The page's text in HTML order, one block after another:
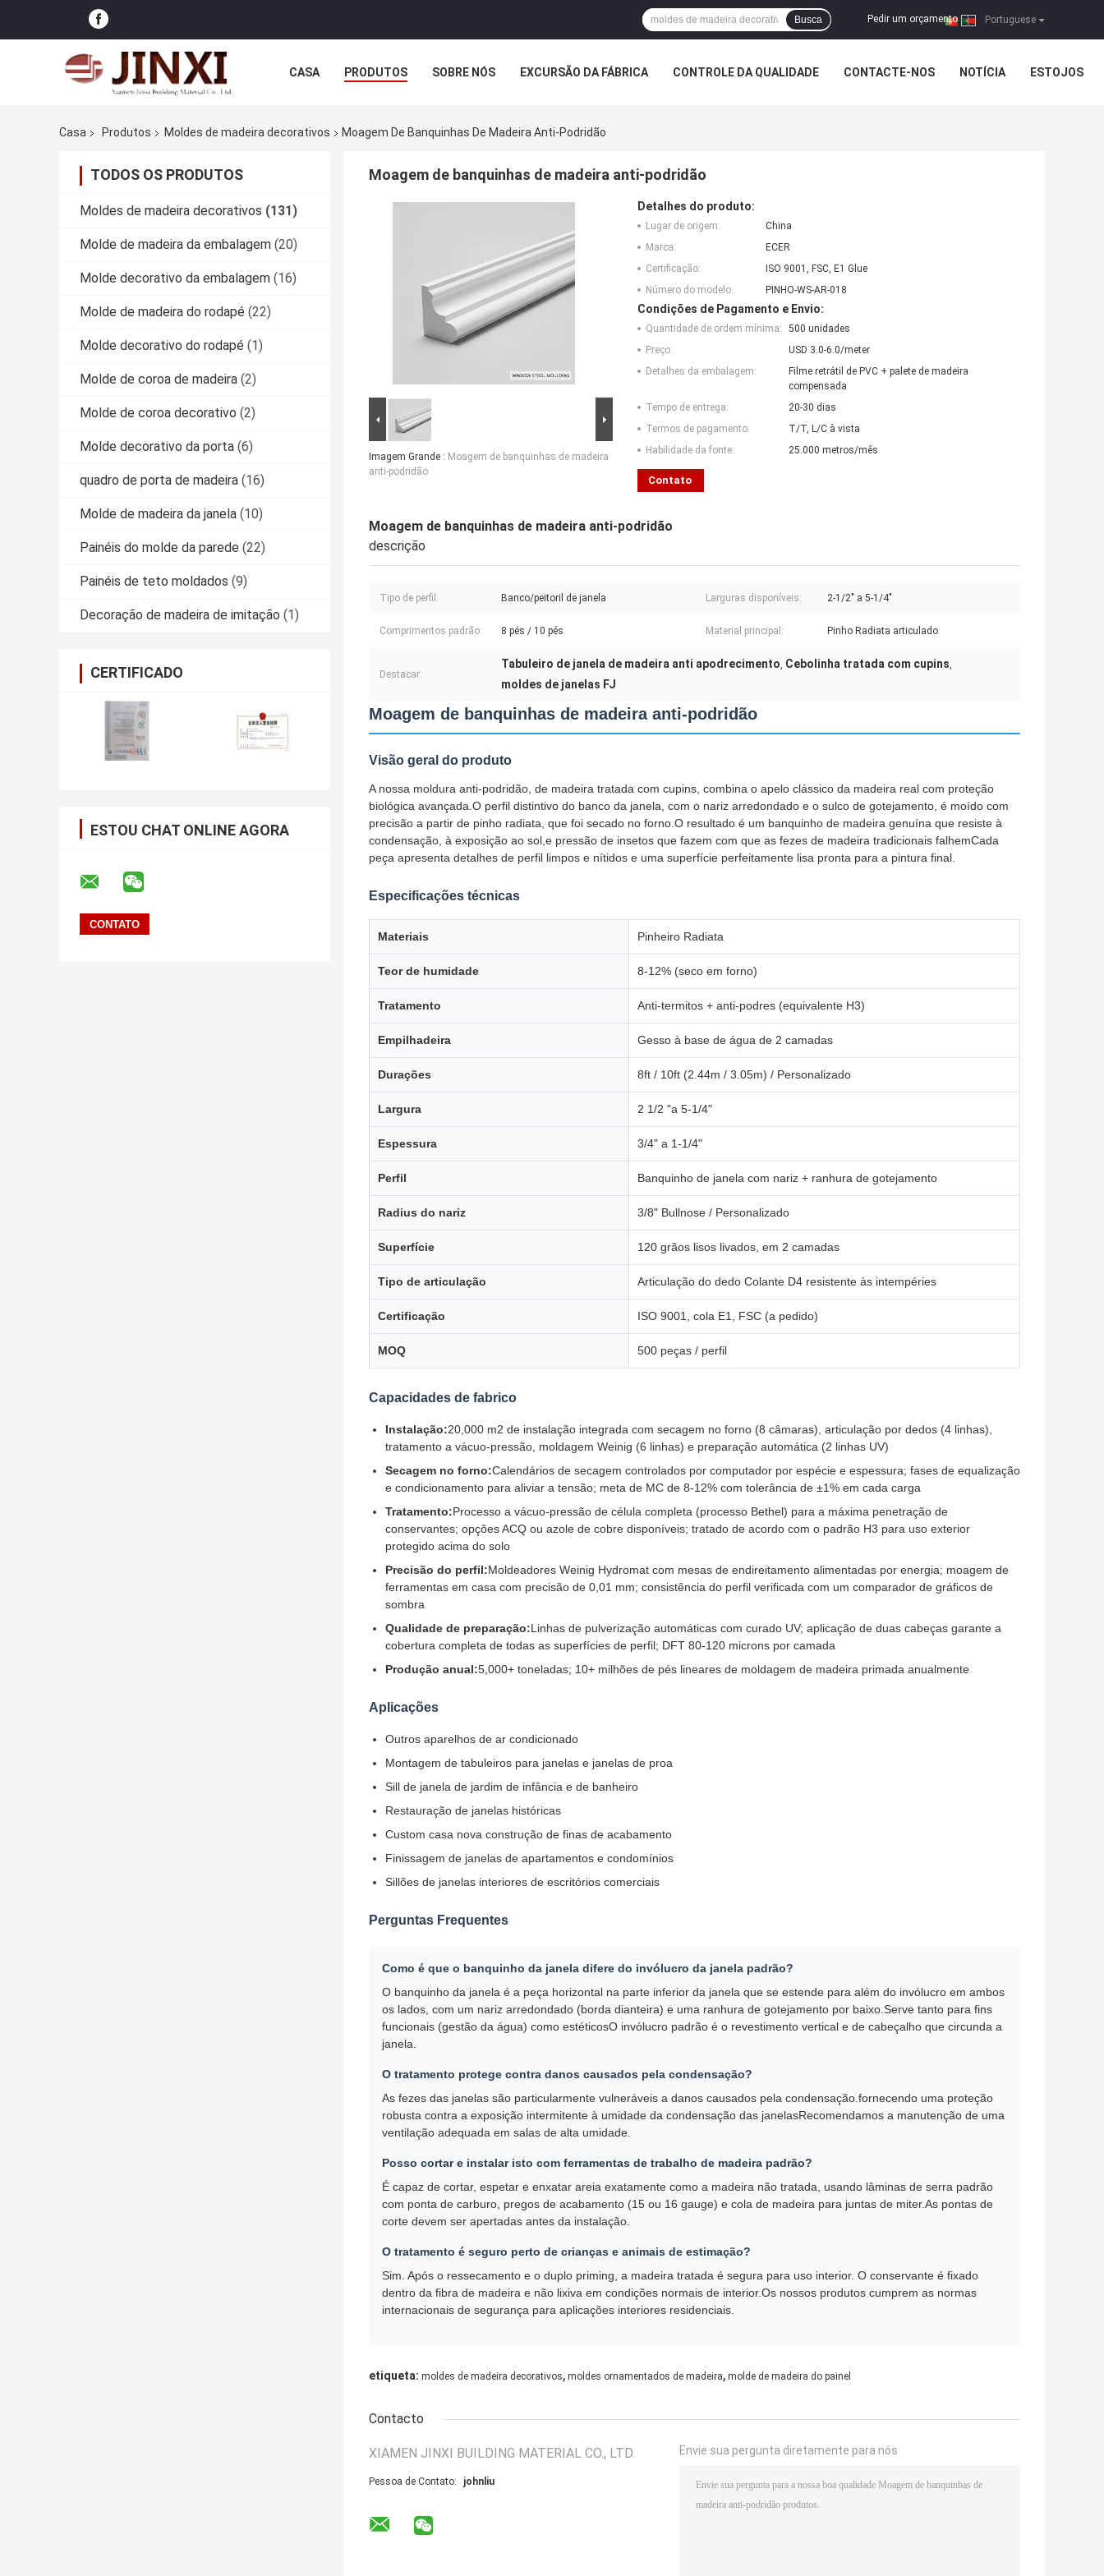
Portuguese
Pedir um orçamento |
Busca
CASA PRODUTOS SOBRE NÓS EXCURSÃO DA FÁBRICA CONTROLE DA QUALIDADE CONTACTE-NOS NOTÍCIA ESTOJOS
Casa Produtos Moldes de madeira decorativos Moagem De Banquinhas De Madeira Anti-Podridão
TODOS OS PRODUTOS
Moldes de madeira decorativos (131)
Molde de madeira da embalagem (20)
Molde decorativo da embalagem (16)
Molde de madeira do rodapé (22)
Molde decorativo do rodapé (1)
Molde de coroa de madeira (2)
Molde de coroa decorativo (2)
Molde decorativo da porta (6)
quadro de porta de madeira (16)
Molde de madeira da janela (10)
Painéis do molde da parede (22)
Painéis de teto moldados (9)
Decoração de madeira de imitação (1)
CERTIFICADO
ESTOU CHAT ONLINE AGORA
Moagem de banquinhas de madeira anti-podridão
Imagem Grande : Moagem de banquinhas de madeira
anti-podridão
Detalhes do produto:
Lugar de origem:
China
Marca:
ECER
Certificação:
ISO 9001, FSC, E1 Glue
Número do modelo:
PINHO-WS-AR-018
Condições de Pagamento e Envio:
Quantidade de ordem mínima:
500 unidades
Preço:
USD 3.0-6.0/meter
Detalhes da embalagem:
Filme retrátil de PVC + palete de madeira
compensada
Tempo de entrega:
20-30 dias
Termos de pagamento:
T/T, L/C à vista
Habilidade da fonte:
25.000 metros/mês
Contato
Moagem de banquinhas de madeira anti-podridão
descrição
Tipo de perfil: Banco/peitoril de janela Larguras disponíveis: 2-1/2" a 5-1/4"
Comprimentos padrão: 8 pés / 10 pés Material principal: Pinho Radiata articulado
Destacar:
Tabuleiro de janela de madeira anti apodrecimento, Cebolinha tratada com cupins,
moldes de janelas FJ
Moagem de banquinhas de madeira anti-podridão
Visão geral do produto
A nossa moldura anti-podridão, de madeira tratada com cupins, combina o apelo clássico da madeira real com proteção
biológica avançada.O perfil distintivo do banco da janela, com o nariz arredondado e o sulco de gotejamento, é moído com
precisão a partir de pinho radiata, que foi secado no forno.O resultado é um banquinho de madeira genuína que resiste à
condensação, à exposição ao sol,e pressão de insetos que fazem com que as fezes de madeira tradicionais falhemCada
peça apresenta detalhes de perfil limpos e nítidos e uma superfície perfeitamente lisa pronta para a pintura final.
Especificações técnicas
Materiais Pinheiro Radiata
Teor de humidade 8-12% (seco em forno)
Tratamento Anti-termitos + anti-podres (equivalente H3)
Empilhadeira Gesso à base de água de 2 camadas
Durações 8ft / 10ft (2.44m / 3.05m) / Personalizado
Largura 2 1/2 "a 5-1/4"
Espessura 3/4" a 1-1/4"
Perfil Banquinho de janela com nariz + ranhura de gotejamento
Radius do nariz 3/8" Bullnose / Personalizado
Superfície 120 grãos lisos livados, em 2 camadas
Tipo de articulação Articulação do dedo Colante D4 resistente às intempéries
Certificação ISO 9001, cola E1, FSC (a pedido)
MOQ 500 peças / perfil
Capacidades de fabrico
Instalação:20,000 m2 de instalação integrada com secagem no forno (8 câmaras), articulação por dedos (4 linhas),
tratamento a vácuo-pressão, moldagem Weinig (6 linhas) e preparação automática (2 linhas UV)
Secagem no forno:Calendários de secagem controlados por computador por espécie e espessura; fases de equalização
e condicionamento para aliviar a tensão; meta de MC de 8-12% com tolerância de ±1% em cada carga
Tratamento:Processo a vácuo-pressão de célula completa (processo Bethel) para a máxima penetração de
conservantes; opções ACQ ou azole de cobre disponíveis; tratado de acordo com o padrão H3 para uso exterior
protegido acima do solo
Precisão do perfil:Moldeadores Weinig Hydromat com mesas de endireitamento alimentadas por energia; moagem de
ferramentas em casa com precisão de 0,01 mm; consistência do perfil verificada com um comparador de gráficos de
sombra
Qualidade de preparação:Linhas de pulverização automáticas com curado UV; aplicação de duas cabeças garante a
cobertura completa de todas as superfícies de perfil; DFT 80-120 microns por camada
Produção anual:5,000+ toneladas; 10+ milhões de pés lineares de moldagem de madeira primada anualmente
Aplicações
Outros aparelhos de ar condicionado
Montagem de tabuleiros para janelas e janelas de proa
Sill de janela de jardim de infância e de banheiro
Restauração de janelas históricas
Custom casa nova construção de finas de acabamento
Finissagem de janelas de apartamentos e condomínios
Sillões de janelas interiores de escritórios comerciais
Perguntas Frequentes
Como é que o banquinho da janela difere do invólucro da janela padrão?
O banquinho da janela é a peça horizontal na parte inferior da janela que se estende para além do invólucro em ambos
os lados, com um nariz arredondado (borda dianteira) e uma ranhura de gotejamento por baixo.Serve tanto para fins
funcionais (gestão da água) como estéticosO invólucro padrão é o revestimento vertical e de cabeçalho que circunda a
janela.
O tratamento protege contra danos causados pela condensação?
As fezes das janelas são particularmente vulneráveis a danos causados pela condensação.fornecendo uma proteção
robusta contra a exposição intermitente à umidade da condensação das janelasRecomendamos a manutenção de uma
ventilação adequada em salas de alta umidade.
Posso cortar e instalar isto com ferramentas de trabalho de madeira padrão?
É capaz de cortar, espetar e enxatar areia exatamente como a madeira não tratada, usando lâminas de serra padrão
com ponta de carburo, pregos de acabamento (15 ou 16 gauge) e cola de madeira para juntas de miter.As pontas de
corte devem ser apertadas antes da instalação.
O tratamento é seguro perto de crianças e animais de estimação?
Sim. Após o ressecamento e o duplo priming, a madeira tratada é segura para uso interior. O conservante é fixado
dentro da fibra de madeira e não lixiva em condições normais de interior.Os nossos produtos cumprem as normas
internacionais de segurança para aplicações interiores residenciais.
etiqueta: moldes de madeira decorativos, moldes ornamentados de madeira, molde de madeira do painel
Contacto
XIAMEN JINXI BUILDING MATERIAL CO., LTD.
Pessoa de Contato: johnliu
Envie sua pergunta diretamente para nós